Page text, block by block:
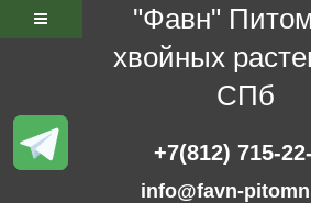
"Фавн"
хвойных
СПб
+7(812) 715-
info@favn-